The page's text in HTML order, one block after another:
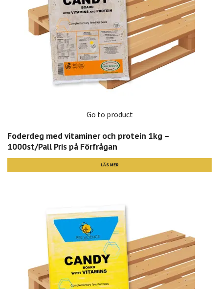
Go to product
Foderdeg med vitaminer och protein 1kg –
1000st/Pall Pris på Förfrågan
LÄS MER